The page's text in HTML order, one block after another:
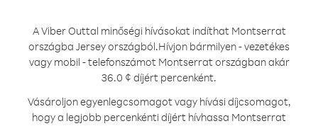
A Viber Outtal minőségi hívásokat indíthat Montserrat
országba Jersey országból.Hívjon bármilyen - vezetékes
vagy mobil - telefonszámot Montserrat országban akár
36.0 ¢ díjért percenként.
Vásároljon egyenlegcsomagot vagy hívási díjcsomagot,
hogy a legjobb percenkénti díjért hívhassa Montserrat